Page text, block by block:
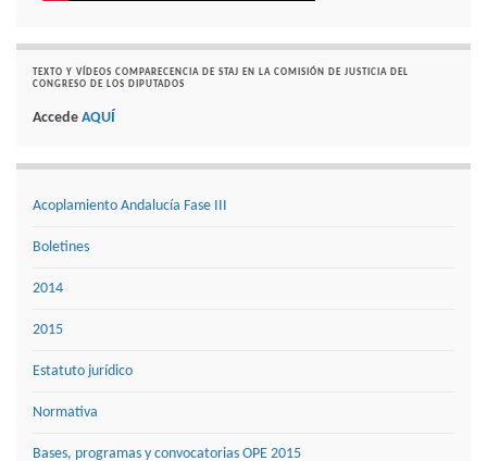
TEXTO Y VÍDEOS COMPARECENCIA DE STAJ EN LA COMISIÓN DE JUSTICIA DEL
CONGRESO DE LOS DIPUTADOS
Accede AQUÍ
Acoplamiento Andalucía Fase III
Boletines
2014
2015
Estatuto jurídico
Normativa
Bases, programas y convocatorias OPE 2015